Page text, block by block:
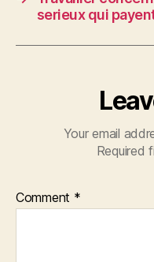
serieux qui
Your email
Required
Comment *